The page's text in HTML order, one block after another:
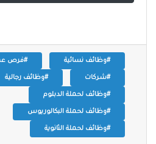
#وظائف نسائية #فرص
#شركات #وظائف رجالية
#وظائف لحملة الدبلوم
#وظائف لحملة البكالوريوس
#وظائف لحملة الثانوية